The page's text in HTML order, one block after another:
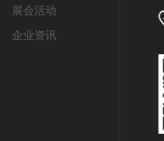
展会活动
企业资讯